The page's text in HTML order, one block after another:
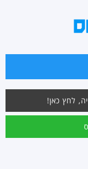
לחץ כאן!